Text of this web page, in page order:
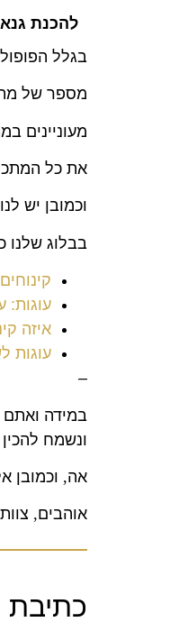
להכנת גנאש השוקולד
בגלל
מספר של
מעוניינים
את כל
וכמובן יש
בבלוג שלנו
עוגות:
איזה
עוגות
–
במידה ואתם
ונשמח
אה, וכמובן
אוהבים, צוות
כתיבת